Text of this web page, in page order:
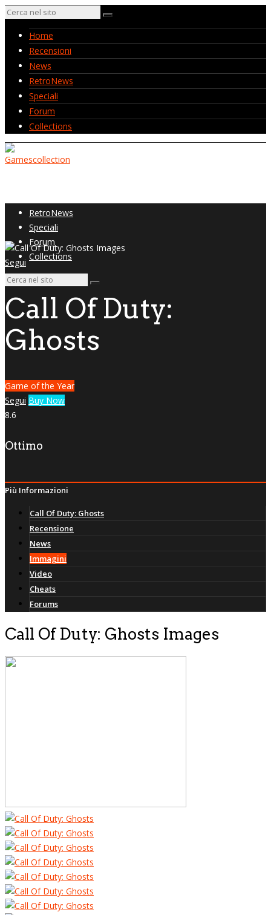
Home
Recensioni
News
RetroNews
Speciali
Forum
Collections
RetroNews
Speciali
Forum
Collections
Segui
Call Of Duty:
Ghosts
Game of the Year
Segui Buy Now
8.6
Ottimo
Più Informazioni
Call Of Duty: Ghosts
Recensione
News
Immagini
Video
Cheats
Forums
Call Of Duty: Ghosts Images